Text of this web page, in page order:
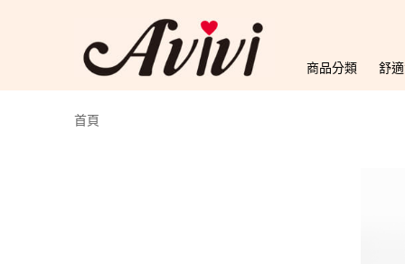
商品分類 舒
首頁